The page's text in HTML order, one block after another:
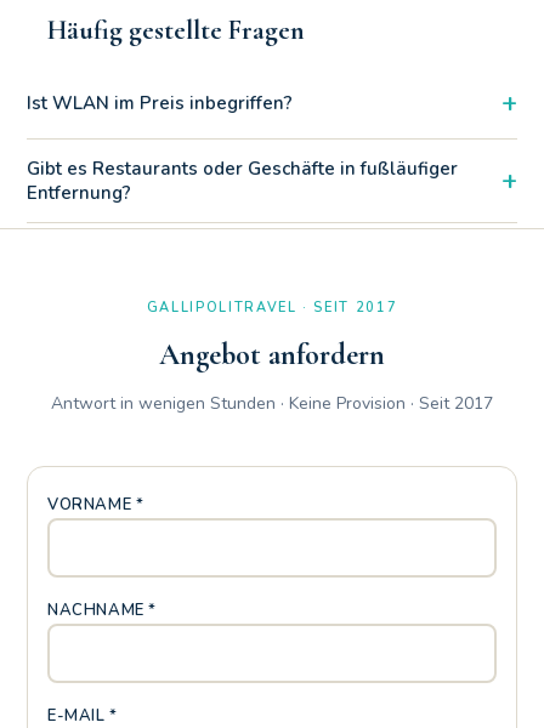
Häufig gestellte Fragen
Ist WLAN im Preis inbegriffen? +
Zweizimmerwohnung Silvia mit einem inklusiven und
unbegrenzten WLAN-Netzwerk ausgestattet, ideal für
diejenigen, die aus der Ferne arbeiten, Videoanrufe tätigen
Gibt es Restaurants oder Geschäfte in fußläufiger
Entfernung?
+
Ja, das Risberg Ristorante Pizzeria Tabacchi liegt nur 260 Meter
Aufenthalts im Baia Verde.
GALLIPOLITRAVEL · SEIT 2017
Angebot anfordern
Antwort in wenigen Stunden · Keine Provision · Seit 2017
VORNAME *
NACHNAME *
E-MAIL *